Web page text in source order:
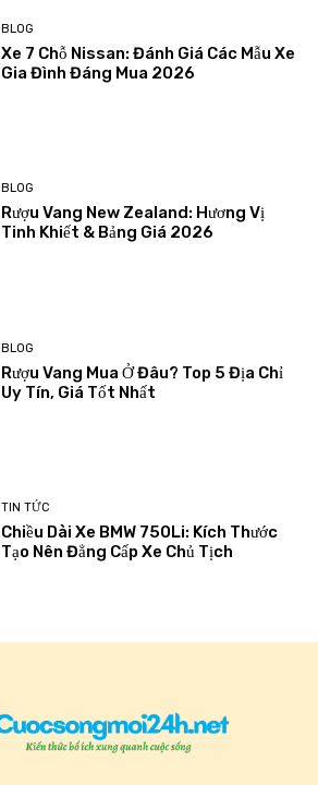
BLOG
Xe 7 Chỗ Nissan: Đánh Giá Các Mẫu Xe
Gia Đình Đáng Mua 2026
BLOG
Rượu Vang New Zealand: Hương Vị
Tinh Khiết & Bảng Giá 2026
BLOG
Rượu Vang Mua Ở Đâu? Top 5 Địa Chỉ
Uy Tín, Giá Tốt Nhất
TIN TỨC
Chiều Dài Xe BMW 750Li: Kích Thước
Tạo Nên Đẳng Cấp Xe Chủ Tịch